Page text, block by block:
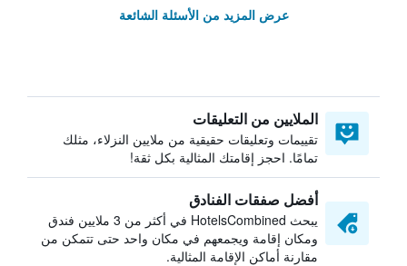
عرض المزيد من الأسئلة الشائعة
الملايين من التعليقات
تقييمات وتعليقات حقيقية من ملايين النزلاء، مثلك
تمامًا. احجز إقامتك المثالية بكل ثقة!
أفضل صفقات الفنادق
يبحث HotelsCombined في أكثر من 3 ملايين فندق
ومكان إقامة ويجمعهم في مكان واحد حتى تتمكن من
مقارنة أماكن الإقامة المثالية.